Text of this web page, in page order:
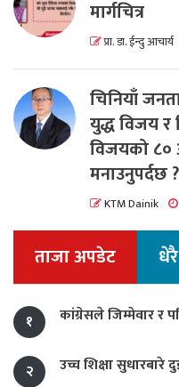
मार्गचित्र
प्रा. डा. ईन्दु आचार्य
चिनियाँ
युद्ध विजय र
विजयको ८०
मनाउनुपर्दछ ?
KTM Dainik
ताजा अपडेट
१ कांग्रेसले जिम्मेवार र
२ उच्च शिक्षा सुधारबारे